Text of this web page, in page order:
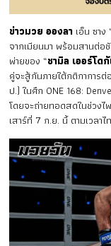
ข่าวมวย อองลา เอ็น ซา
จากเมียนมา พร้อมสานต่
พ่ายของ “ชามิล เออร์โด
คู่จะสู้กันภายใต้กติกาการ
ป.) ในศึก ONE 168:
โดยจะถ่ายทอดสดในช่วงไ
เสาร์ที่ 7 ก.ย. นี้ ตามเวลาไ